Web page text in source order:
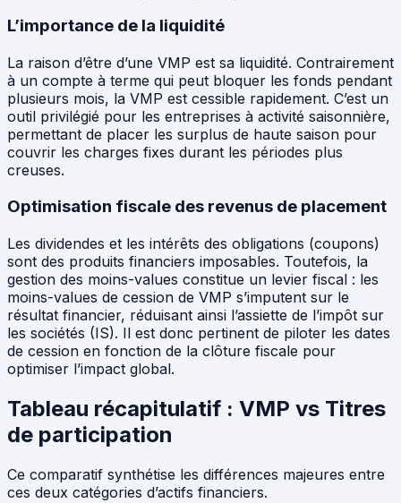
L’importance de la liquidité
La raison d’être d’une VMP est sa liquidité. Contrairement
à un compte à terme qui peut bloquer les fonds pendant
plusieurs mois, la VMP est cessible rapidement. C’est un
outil privilégié pour les entreprises à activité saisonnière,
permettant de placer les surplus de haute saison pour
couvrir les charges fixes durant les périodes plus
creuses.
Optimisation fiscale des revenus de placement
Les dividendes et les intérêts des obligations (coupons)
sont des produits financiers imposables. Toutefois, la
gestion des moins-values constitue un levier fiscal : les
moins-values de cession de VMP s’imputent sur le
résultat financier, réduisant ainsi l’assiette de l’impôt sur
les sociétés (IS). Il est donc pertinent de piloter les dates
de cession en fonction de la clôture fiscale pour
optimiser l’impact global.
Tableau récapitulatif : VMP vs Titres
de participation
Ce comparatif synthétise les différences majeures entre
ces deux catégories d’actifs financiers.